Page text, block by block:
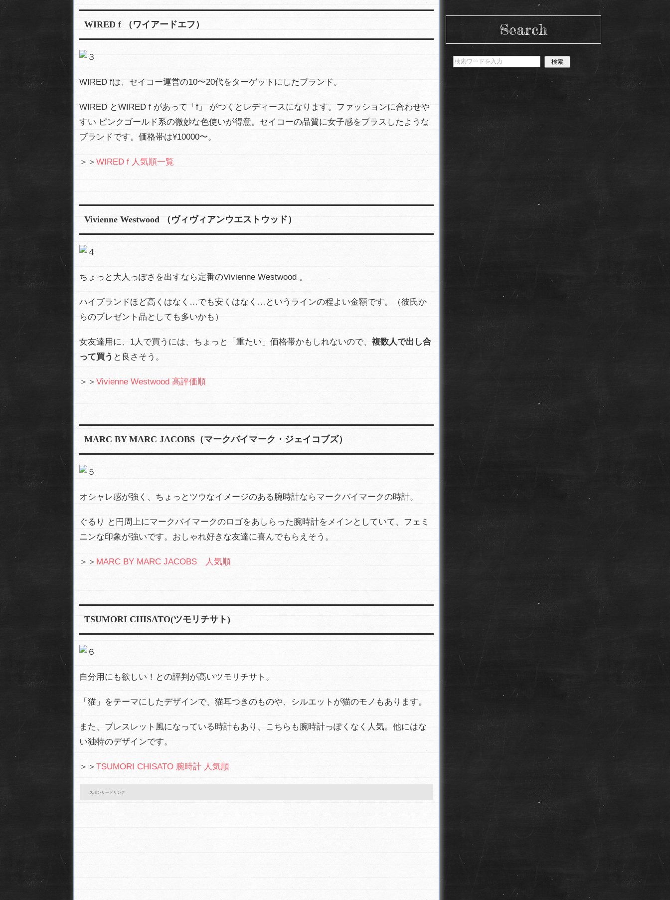
WIRED f （ワイアードエフ）
WIRED fは、セイコー運営の10〜20代をターゲットにしたブランド。
WIRED とWIRED f があって「f」 がつくとレディースになります。ファッションに合わせや
すい ピンクゴールド系の微妙な色使いが得意。セイコーの品質に女子感をプラスしたような
ブランドです。価格帯は¥10000〜。
＞＞ WIRED f 人気順一覧
Vivienne Westwood （ヴィヴィアンウエストウッド）
ちょっと大人っぽさを出すなら定番のVivienne Westwood 。
ハイブランドほど高くはなく…でも安くはなく…というラインの程よい金額です。（彼氏か
らのプレゼント品としても多いかも）
女友達用に、1人で買うには、ちょっと「重たい」価格帯かもしれないので、 複数人で出し合
って買う と良さそう。
＞＞ Vivienne Westwood 高評価順
MARC BY MARC JACOBS（マークバイマーク・ジェイコブズ）
オシャレ感が強く、ちょっとツウなイメージのある腕時計ならマークバイマークの時計。
ぐるり と円周上にマークバイマークのロゴをあしらった腕時計をメインとしていて、フェミ
ニンな印象が強いです。おしゃれ好きな友達に喜んでもらえそう。
＞＞ MARC BY MARC JACOBS 人気順
TSUMORI CHISATO(ツモリチサト)
自分用にも欲しい！との評判が高いツモリチサト。
「猫」をテーマにしたデザインで、猫耳つきのものや、シルエットが猫のモノもあります。
また、ブレスレット風になっている時計もあり、こちらも腕時計っぽくなく人気。他にはな
い独特のデザインです。
＞＞ TSUMORI CHISATO 腕時計 人気順
スポンサードリンク
Search